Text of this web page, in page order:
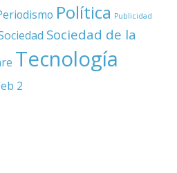
Política Publicidad
Sociedad de la
Tecnología
2